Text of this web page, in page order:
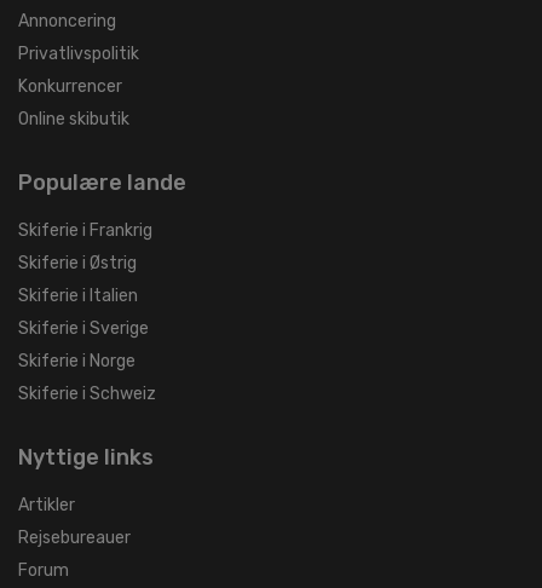
Annoncering
Privatlivspolitik
Konkurrencer
Online skibutik
Populære lande
Skiferie i Frankrig
Skiferie i Østrig
Skiferie i Italien
Skiferie i Sverige
Skiferie i Norge
Skiferie i Schweiz
Nyttige links
Artikler
Rejsebureauer
Forum